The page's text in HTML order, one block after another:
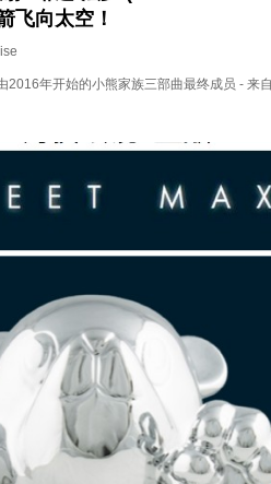
飞向太空！
2016年开始的小熊家族三部曲最终成员 - 来